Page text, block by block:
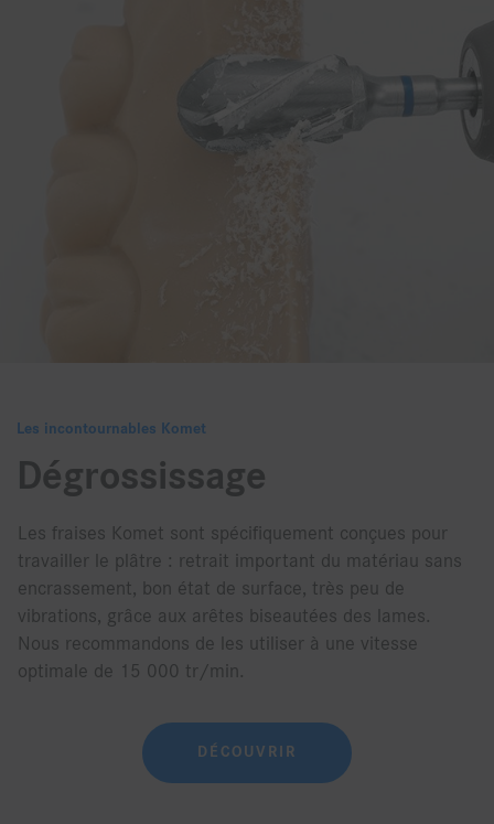
Les incontournables Komet
Dégrossissage
Les fraises Komet sont spécifiquement conçues pour
travailler le plâtre : retrait important du matériau sans
encrassement, bon état de surface, très peu de
vibrations, grâce aux arêtes biseautées des lames.
Nous recommandons de les utiliser à une vitesse
optimale de 15 000 tr/min.
DÉCOUVRIR